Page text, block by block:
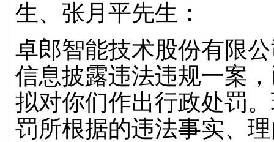
生、张月平先生：
卓郎智能技术股份有限
信息披露违法违规一案
拟对你们作出行政处罚
罚所根据的违法事实、